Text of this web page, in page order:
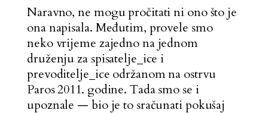
Naravno, ne mogu pročitati ni ono što je
ona napisala. Međutim, provele smo
neko vrijeme zajedno na jednom
druženju za spisatelje_ice i
prevoditelje_ice održanom na ostrvu
Paros 2011. godine. Tada smo se i
upoznale — bio je to sračunati pokušaj